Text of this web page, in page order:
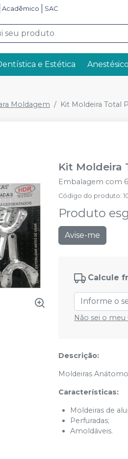
Acadêmico SAC
e Estética
Moldagem Kit Moldeira Total
Kit Moldeira
Embalagem com
Código do produto:
Produto
Avise-me
Calcule
Não sei o meu
Descrição:
Moldeiras
Características:
Moldeiras de
Perfuradas;
Amoldáveis.